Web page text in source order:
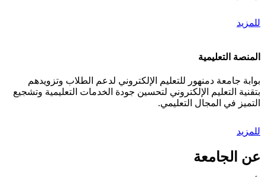
للمزيد
المنصة التعليمية
بوابة جامعة دمنهور للتعليم الإلكتروني لدعم الطلاب وتزويدهم
بتقنية التعليم الإلكتروني لتحسين جودة الخدمات التعليمية وتشجيع
التميز في المجال التعليمي.
للمزيد
عن الجامعة